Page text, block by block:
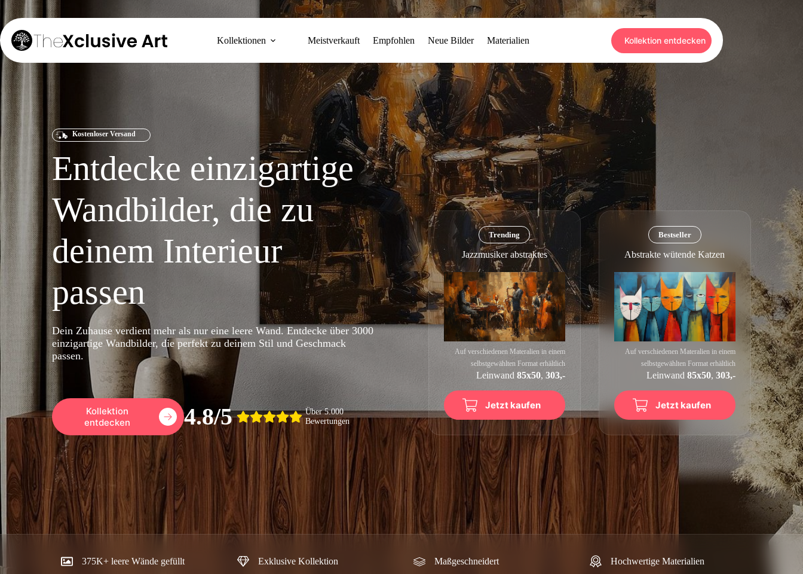
Zum
Inhalt
springen
Kollektionen
Meistverkauft Empfohlen Neue Bilder Materialien Kollektion entdecken
Kostenloser Versand
Entdecke einzigartige
Wandbilder, die zu
deinem Interieur
passen
Dein Zuhause verdient mehr als nur eine leere Wand. Entdecke über 3000
einzigartige Wandbilder, die perfekt zu deinem Stil und Geschmack
passen.
Kollektion
entdecken
4.8/5
Über 5.000
Bewertungen
Trending
Jazzmusiker abstraktes
Auf verschiedenen Materalien in einem
selbstgewählten Format erhältlich
Leinwand 85x50, 303,-
Jetzt kaufen
Bestseller
Abstrakte wütende Katzen
Auf verschiedenen Materalien in einem
selbstgewählten Format erhältlich
Leinwand 85x50, 303,-
Jetzt kaufen
375K+ leere Wände gefüllt Exklusive Kollektion Maßgeschneidert Hochwertige Materialien